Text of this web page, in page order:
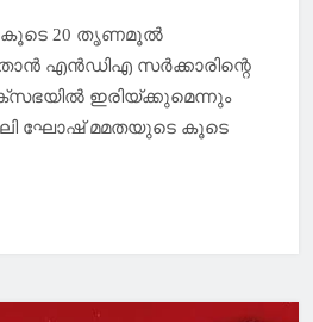
കൂടെ 20 തൃണമൂല്‍
എന്‍ഡിഎ സര്‍ക്കാരിന്റെ
ഇരിയ്‌ക്കുമെന്നും
ഘോഷ് മമതയുടെ കൂടെ